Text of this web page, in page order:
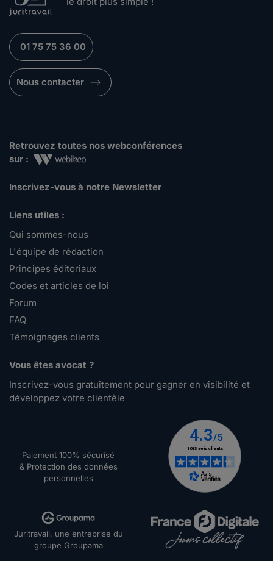
01 75 75 36 00
Nous contacter
Retrouvez toutes nos webconférences
sur :
Inscrivez-vous à notre Newsletter
Liens utiles :
Qui sommes-nous
L'équipe de rédaction
Principes éditoriaux
Codes et articles de loi
Forum
FAQ
Témoignages clients
Vous êtes avocat ?
Inscrivez-vous gratuitement pour gagner en visibilité et
développez votre clientèle
Paiement 100% sécurisé
& Protection des données
personnelles
Juritravail, une entreprise du
groupe Groupama